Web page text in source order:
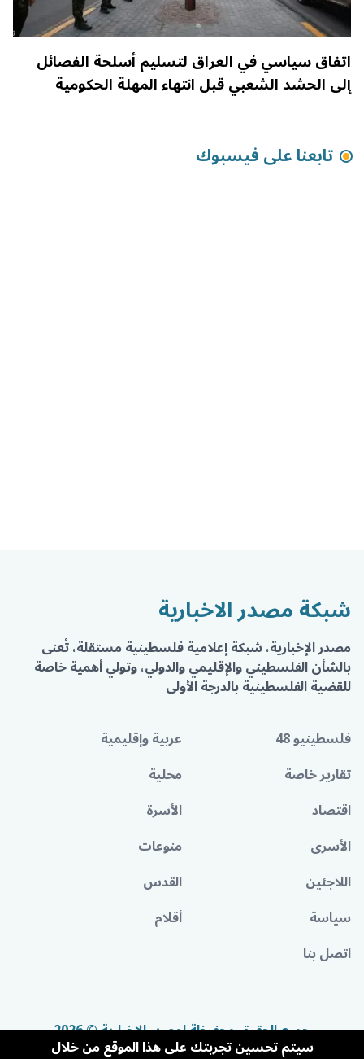
اتفاق سياسي في العراق لتسليم أسلحة الفصائل
إلى الحشد الشعبي قبل انتهاء المهلة الحكومية
تابعنا على فيسبوك
شبكة مصدر الاخبارية
مصدر الإخبارية، شبكة إعلامية فلسطينية مستقلة، تُعنى
بالشأن الفلسطيني والإقليمي والدولي، وتولي أهمية خاصة
للقضية الفلسطينية بالدرجة الأولى
فلسطينيو 48
عربية وإقليمية
تقارير خاصة
محلية
اقتصاد
الأسرة
الأسرى
منوعات
اللاجئين
القدس
سياسة
أقلام
اتصل بنا
جميع الحقوق محفوظة لمصدر الإخبارية © 2026
سيتم تحسين تجربتك على هذا الموقع من خلال